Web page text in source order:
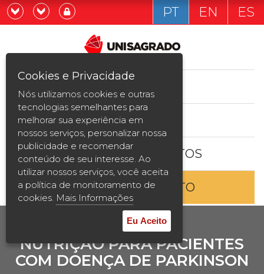
Graduação
Pós-graduação e MBA
Curta Duração
Vestibular
2ª Graduação
Transferência
Reingresso
Já sou estudande
Quero ser estudante
PT EN ES
ESTUDE AQUI
BOLSAS E DESCONTOS
ENTRE EM CONTATO
NUTRIÇÃO PARA PACIENTES
COM DOENÇA DE PARKINSON
Cookies e Privacidade
Nós utilizamos cookies e outras
tecnologias semelhantes para
melhorar sua experiência em
nossos serviços, personalizar nossa
publicidade e recomendar
conteúdo de seu interesse. Ao
utilizar nossos serviços, você aceita
a política de monitoramento de
cookies. Mais Informações
Eu Aceito